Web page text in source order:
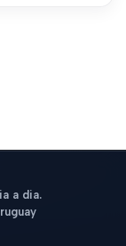
a dia.